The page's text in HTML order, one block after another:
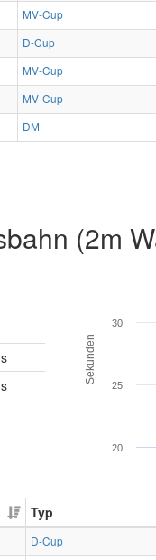
MV-Cup
D-Cup
MV-Cup
MV-Cup
DM
(2m
Sekunden
20
25
30
Typ
D-Cup